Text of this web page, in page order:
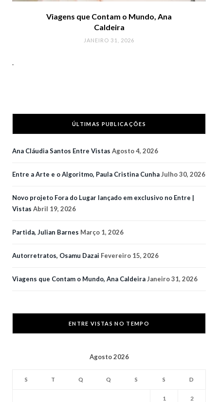
Viagens que Contam o Mundo, Ana
Caldeira
JANEIRO 31, 2026
.
ÚLTIMAS PUBLICAÇÕES
Ana Cláudia Santos Entre Vistas Agosto 4, 2026
Entre a Arte e o Algoritmo, Paula Cristina CunhaJulho 30, 2026
Novo projeto Fora do Lugar lançado em exclusivo no Entre |
Vistas Abril 19, 2026
Partida, Julian Barnes Março 1, 2026
Autorretratos, Osamu Dazai Fevereiro 15, 2026
Viagens que Contam o Mundo, Ana CaldeiraJaneiro 31, 2026
ENTRE VISTAS NO TEMPO
Agosto 2026
S T Q Q S S D
1 2